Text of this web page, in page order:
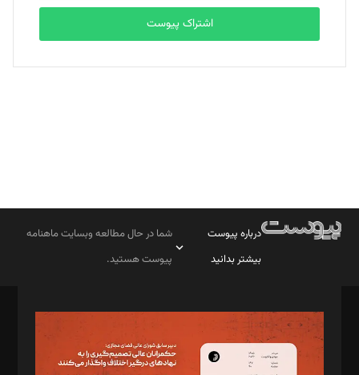
بابک نقاش
تحریریه
اشتراک پیوست
درباره پیوست
بیشتر بدانید
شما در حال مطالعه وبسایت ماهنامه
پیوست هستید.
مدیر مسئول: محمدباقر اثنی‌عشری
سردبیر: مهرک محمودی
دبیر تحریریه: میثم قاسمی